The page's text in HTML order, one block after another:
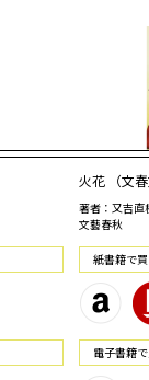
火花 （文春
著者：又吉直
文藝春秋
紙書籍で買
電⼦書籍